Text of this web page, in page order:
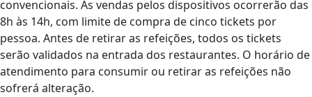
convencionais. As vendas pelos dispositivos ocorrerão das
8h às 14h, com limite de compra de cinco tickets por
pessoa. Antes de retirar as refeições, todos os tickets
serão validados na entrada dos restaurantes. O horário de
atendimento para consumir ou retirar as refeições não
sofrerá alteração.